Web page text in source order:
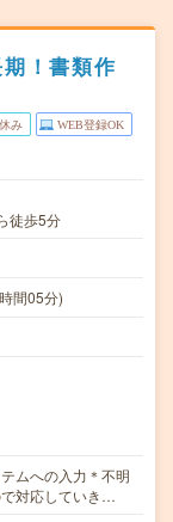
！書類作
み WEB登録OK
徒歩5分
間05分)
ムへの入力＊不明
対応していき…